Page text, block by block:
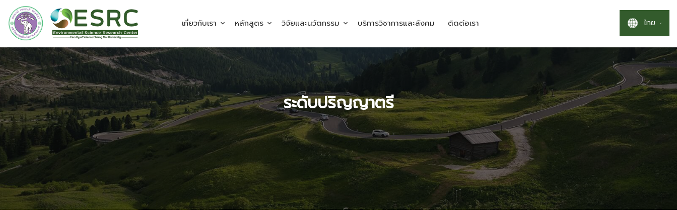
เกี่ยวกับเรา หลักสูตร วิจัยและนวัตกรรม บริการวิชาการและสังคม ติดต่อเรา ไทย
ระดับปริญญาตรี